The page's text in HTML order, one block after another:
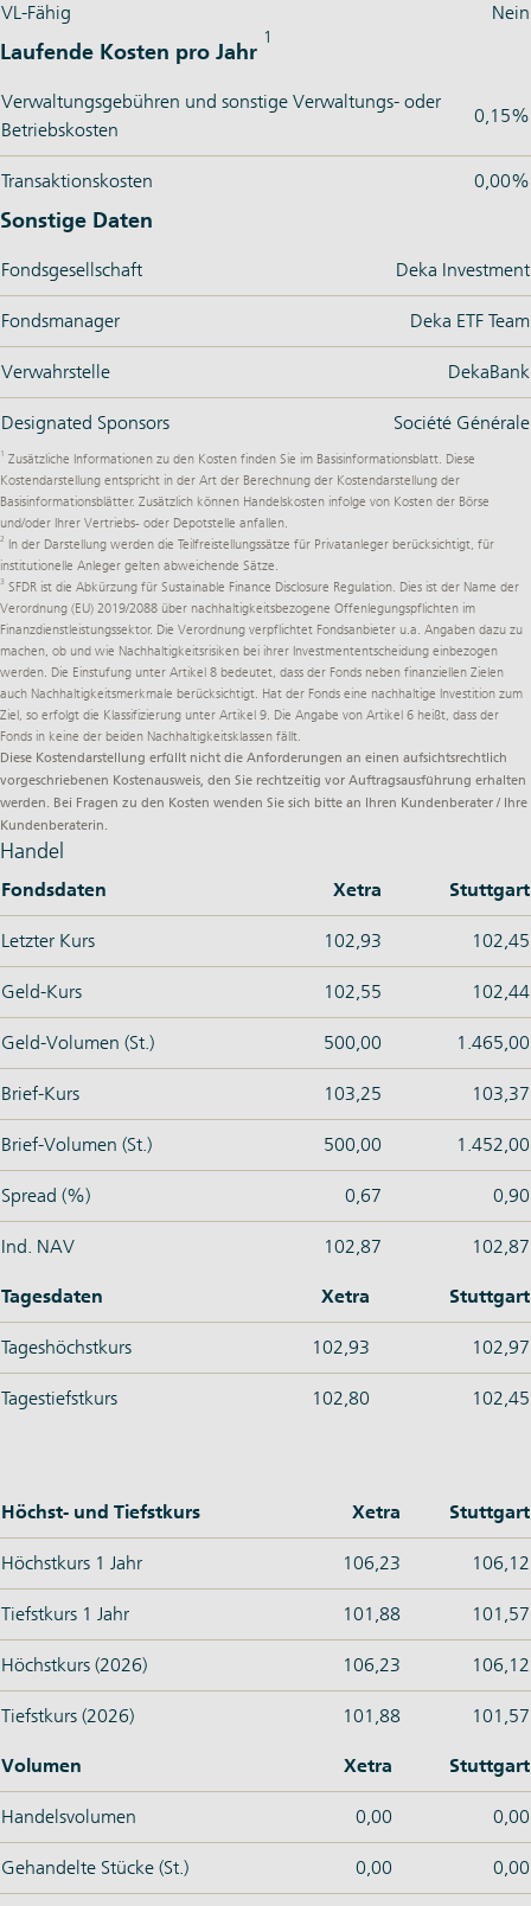
VL-Fähig Nein
Laufende Kosten pro Jahr
1
Verwaltungsgebühren und sonstige Verwaltungs- oder
Betriebskosten
0,15%
Transaktionskosten 0,00%
Sonstige Daten
Fondsgesellschaft Deka Investment
Fondsmanager Deka ETF Team
Verwahrstelle DekaBank
Designated Sponsors Société Générale
1 Zusätzliche Informationen zu den Kosten finden Sie im Basisinformationsblatt. Diese
Kostendarstellung entspricht in der Art der Berechnung der Kostendarstellung der
Basisinformationsblätter. Zusätzlich können Handelskosten infolge von Kosten der Börse
und/oder Ihrer Vertriebs- oder Depotstelle anfallen.
2
In der Darstellung werden die Teilfreistellungssätze für Privatanleger berücksichtigt, für
institutionelle Anleger gelten abweichende Sätze.
3 SFDR ist die Abkürzung für Sustainable Finance Disclosure Regulation. Dies ist der Name der
Verordnung (EU) 2019/2088 über nachhaltigkeitsbezogene Offenlegungspflichten im
Finanzdienstleistungssektor. Die Verordnung verpflichtet Fondsanbieter u.a. Angaben dazu zu
machen, ob und wie Nachhaltigkeitsrisiken bei ihrer Investmententscheidung einbezogen
werden. Die Einstufung unter Artikel 8 bedeutet, dass der Fonds neben finanziellen Zielen
auch Nachhaltigkeitsmerkmale berücksichtigt. Hat der Fonds eine nachhaltige Investition zum
Ziel, so erfolgt die Klassifizierung unter Artikel 9. Die Angabe von Artikel 6 heißt, dass der
Fonds in keine der beiden Nachhaltigkeitsklassen fällt.
Diese Kostendarstellung erfüllt nicht die Anforderungen an einen aufsichtsrechtlich
vorgeschriebenen Kostenausweis, den Sie rechtzeitig vor Auftragsausführung erhalten
werden. Bei Fragen zu den Kosten wenden Sie sich bitte an Ihren Kundenberater / Ihre
Kundenberaterin.
Handel
Fondsdaten Xetra Stuttgart
Letzter Kurs 102,93 102,45
Geld-Kurs 102,55 102,44
Geld-Volumen (St.) 500,00 1.465,00
Brief-Kurs 103,25 103,37
Brief-Volumen (St.) 500,00 1.452,00
Spread (%) 0,67 0,90
Ind. NAV 102,87 102,87
Tagesdaten Xetra Stuttgart
Tageshöchstkurs 102,93 102,97
Tagestiefstkurs 102,80 102,45
Höchst- und Tiefstkurs Xetra Stuttgart
Höchstkurs 1 Jahr 106,23 106,12
Tiefstkurs 1 Jahr 101,88 101,57
Höchstkurs (2026) 106,23 106,12
Tiefstkurs (2026) 101,88 101,57
Volumen Xetra Stuttgart
Handelsvolumen 0,00 0,00
Gehandelte Stücke (St.) 0,00 0,00